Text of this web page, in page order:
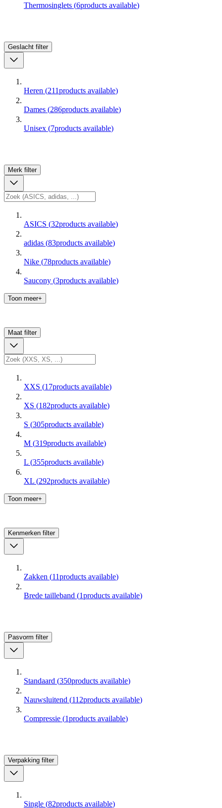
Thermosinglets (6products available)
Geslacht filter
Heren (211products available)
Dames (286products available)
Unisex (7products available)
Merk filter
ASICS (32products available)
adidas (83products available)
Nike (78products available)
Saucony (3products available)
Toon meer+
Maat filter
XXS (17products available)
XS (182products available)
S (305products available)
M (319products available)
L (355products available)
XL (292products available)
Toon meer+
Kenmerken filter
Zakken (11products available)
Brede tailleband (1products available)
Pasvorm filter
Standaard (350products available)
Nauwsluitend (112products available)
Compressie (1products available)
Verpakking filter
Single (82products available)